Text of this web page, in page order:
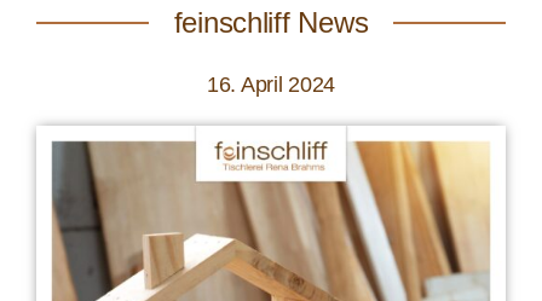
feinschliff News
16. April 2024